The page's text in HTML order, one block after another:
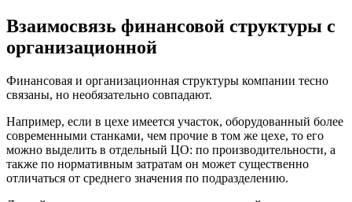
Взаимосвязь финансовой структуры с
организационной
Финансовая и организационная структуры компании тесно
связаны, но необязательно совпадают.
Например, если в цехе имеется участок, оборудованный более
современными станками, чем прочие в том же цехе, то его
можно выделить в отдельный ЦО: по производительности, а
также по нормативным затратам он может существенно
отличаться от среднего значения по подразделению.